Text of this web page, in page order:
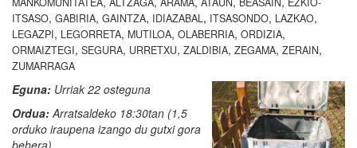
ITSASO, GABIRIA, GAINTZA, IDIAZABAL, ITSASONDO, LAZKAO,
LEGAZPI, LEGORRETA, MUTILOA, OLABERRIA, ORDIZIA,
ORMAIZTEGI, SEGURA, URRETXU, ZALDIBIA, ZEGAMA, ZERAIN,
ZUMARRAGA
Eguna: Urriak 22 osteguna
Ordua:Arratsaldeko 18:30tan (1,5
orduko iraupena izango du gutxi gora